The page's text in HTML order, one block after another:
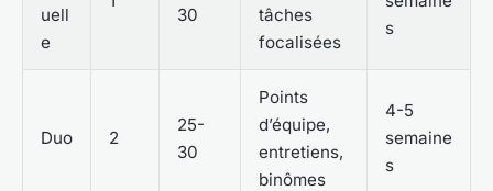
uell
e
30
tâches
focalisées
s
Duo 2
25-
30
Points
d’équipe,
entretiens,
binômes
4-5
semaine
s